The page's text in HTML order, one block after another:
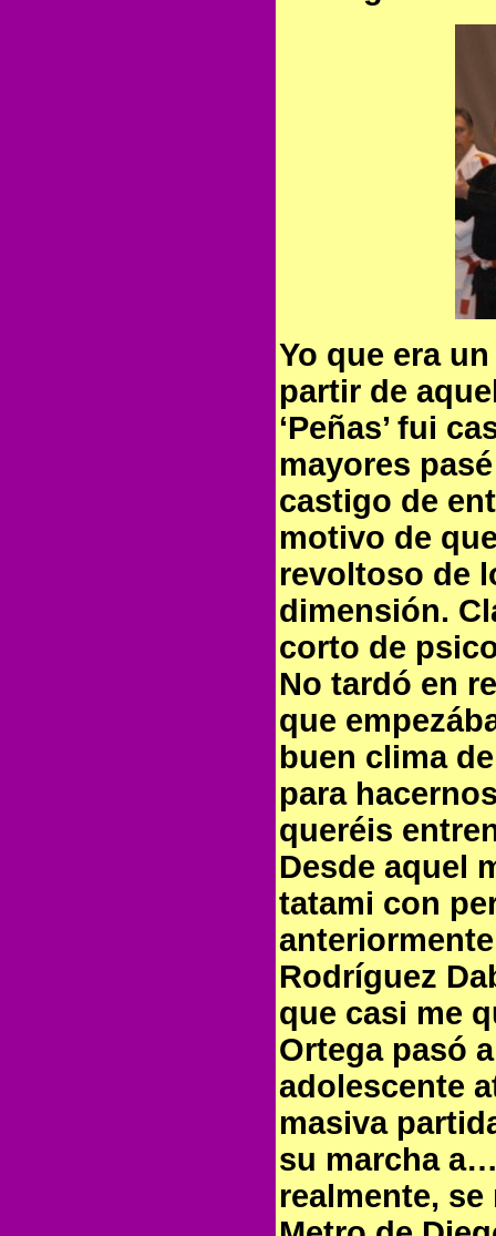
Yo que era
partir de
‘Peñas’ fui
mayores
castigo de
motivo de
revoltoso de
dimensión.
corto de
No tardó en
que
buen clima
para
queréis
Desde aquel
tatami con
Rodríguez
que casi me
Ortega pasó
adolescente
masiva
su marcha
realmente,